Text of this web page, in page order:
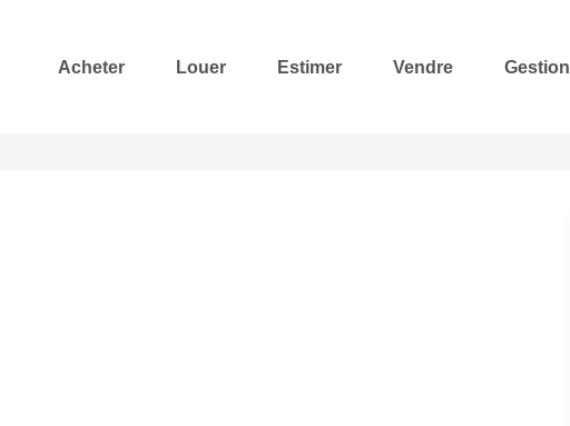
Acheter Louer Estimer Vendre Gestion